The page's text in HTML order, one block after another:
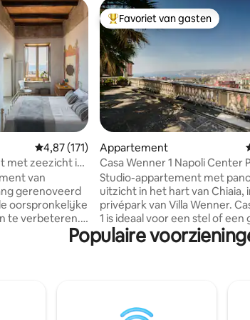
Gemiddelde beoordeling van 4,87 op 5, 171
4,87 (171)
met zeezicht in
van
gerenoveerd
oorspronkelijke
te verbeteren.
positie,
toeristische en
de
Topfavoriet van gasten
Favoriet van gasten
Appartement
Casa Wenner 1 Napoli Center
Chiaia
Studio-appartement met
uitzicht in het hart van Chiaia,
privépark van Villa Wenner.
1 is ideaal voor een stel of een
maximaal vier personen en
wat je zelden samen vindt in
San Carlo en de haven. Met de
Populaire